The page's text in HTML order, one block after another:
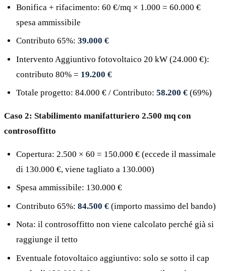
Bonifica + rifacimento: 60 €/mq × 1.000 = 60.000 €
spesa ammissibile
Contributo 65%: 39.000 €
Intervento Aggiuntivo fotovoltaico 20 kW (24.000 €):
contributo 80% = 19.200 €
Totale progetto: 84.000 € / Contributo: 58.200 € (69%)
Caso 2: Stabilimento manifatturiero 2.500 mq con
controsoffitto
Copertura: 2.500 × 60 = 150.000 € (eccede il massimale
di 130.000 €, viene tagliato a 130.000)
Spesa ammissibile: 130.000 €
Contributo 65%: 84.500 € (importo massimo del bando)
Nota: il controsoffitto non viene calcolato perché già si
raggiunge il tetto
Eventuale fotovoltaico aggiuntivo: solo se sotto il cap